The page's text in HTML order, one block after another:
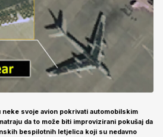
svoje avion pokrivati automobilskim
da to može biti improvizirani pokušaj da
bespilotnih letjelica koji su nedavno